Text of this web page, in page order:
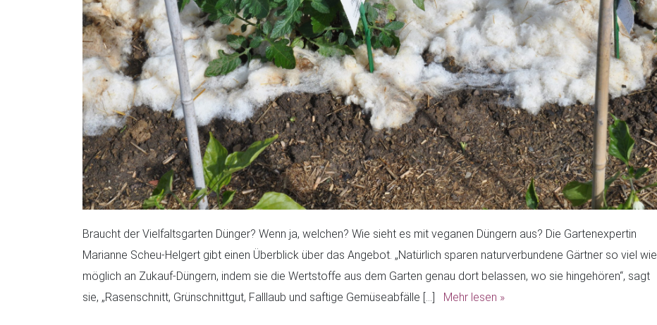
Braucht der Vielfaltsgarten Dünger? Wenn ja, welchen? Wie sieht es mit veganen Düngern aus? Die Gartenexpertin
Marianne Scheu-Helgert gibt einen Überblick über das Angebot. „Natürlich sparen naturverbundene Gärtner so viel wie
möglich an Zukauf-Düngern, indem sie die Wertstoffe aus dem Garten genau dort belassen, wo sie hingehören“, sagt
sie, „Rasenschnitt, Grünschnittgut, Falllaub und saftige Gemüseabfälle […] Mehr lesen »